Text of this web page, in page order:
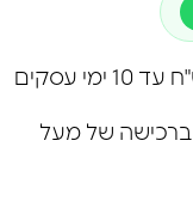
משלוח חינם באמצעות לוקר DONE ברכישה של מעל